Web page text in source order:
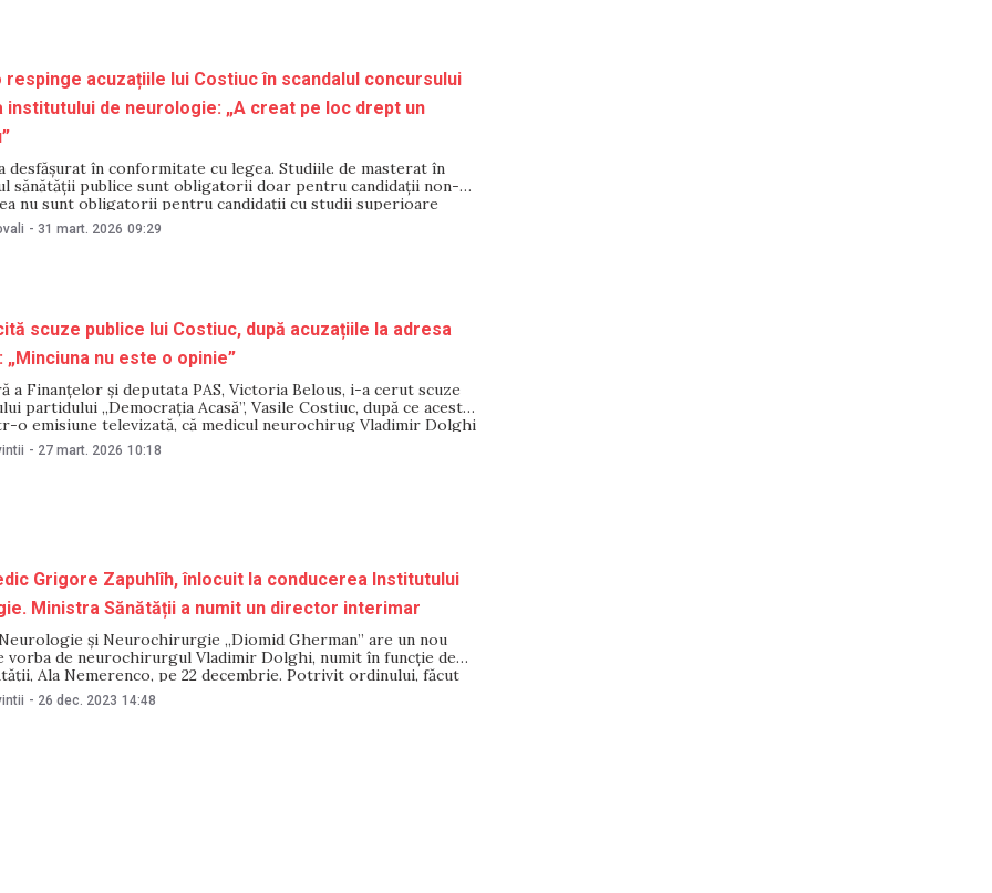
respinge acuzațiile lui Costiuc în scandalul concursului
institutului de neurologie: „A creat pe loc drept un
desfășurat în conformitate cu legea. Studiile de masterat în
sănătăţii publice sunt obligatorii doar pentru candidații non-
nu sunt obligatorii pentru candidații cu studii superioare
au fost făcute de fosta ministră a Sănătății, Ala
reacție la acuzațiile deputatului Vasile Costiuc, care a
- 31 mart. 2026 09:29
scuze publice lui Costiuc, după acuzațiile la adresa
nu este o opinie”
a Finanțelor și deputata PAS, Victoria Belous, i-a cerut scuze
partidului „Democrația Acasă”, Vasile Costiuc, după ce acesta
o emisiune televizată, că medicul neurochirug Vladimir Dolghi
– ar fi câștigat nemeritat concursul pentru funcția de
de Neurologie și
- 27 mart. 2026 10:18
Grigore Zapuhlîh, înlocuit la conducerea Institutului
Ministra Sănătății a numit un director interimar
și Neurochirurgie „Diomid Gherman” are un nou
vorba de neurochirurgul Vladimir Dolghi, numit în funcție de
Ala Nemerenco, pe 22 decembrie. Potrivit ordinului, făcut
medicală, Dolghi va exercita interimatul funcției din 27
director al Institutului a fost prezentat
- 26 dec. 2023 14:48